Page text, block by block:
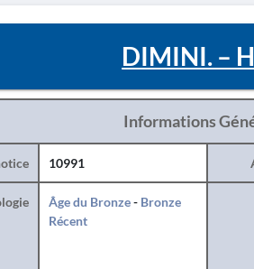
DIMINI. –
Informations
10991
Âge du Bronze- Bronze
Récent